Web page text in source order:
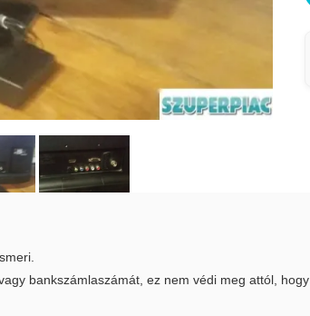
bankszámlaszámát, ez nem védi meg attól, hogy